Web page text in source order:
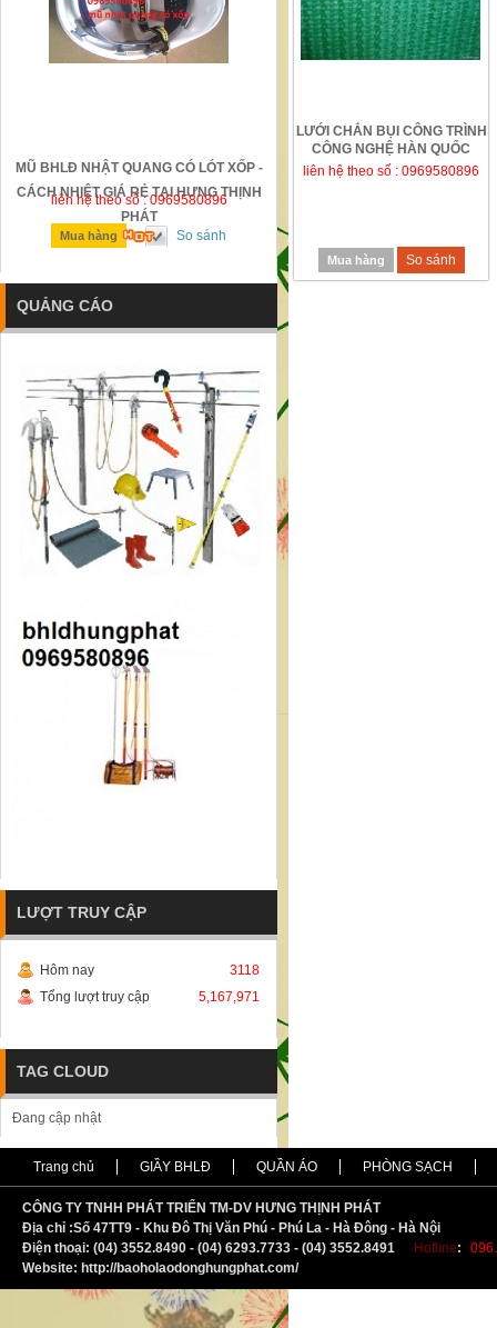
LƯỚI CHẮN BỤI CÔNG TRÌNH
CÔNG NGHỆ HÀN QUỐC
liên hệ theo số : 0969580896
Mua hàng So sánh
MŨ BHLĐ NHẬT QUANG CÓ LÓT XỐP -
CÁCH NHIỆT GIÁ RẺ TẠI HƯNG THỊNH
PHÁT
liên hệ theo số : 0969580896
Mua hàng So sánh
GỜ GIẢM TỐC BẰNG THÉP
QUẢNG CÁO
LƯỢT TRUY CẬP
Hôm nay
3118
Tổng lượt truy cập
5,167,971
TAG CLOUD
Đang cập nhật
Trang chủ GIẦY BHLĐ QUẦN ÁO PHÒNG SẠCH
CÔNG TY TNHH PHÁT TRIỂN TM-DV HƯNG THỊNH PHÁT
Địa chỉ :Số 47TT9 - Khu Đô Thị Văn Phú - Phú La - Hà Đông - Hà Nội
Điện thoại: (04) 3552.8490 - (04) 6293.7733 - (04) 3552.8491
Hotline:
Website: http://baoholaodonghungphat.com/